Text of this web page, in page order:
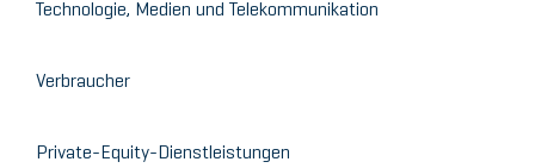
Technologie, Medien und Telekommunikation
Verbraucher
Private-Equity-Dienstleistungen